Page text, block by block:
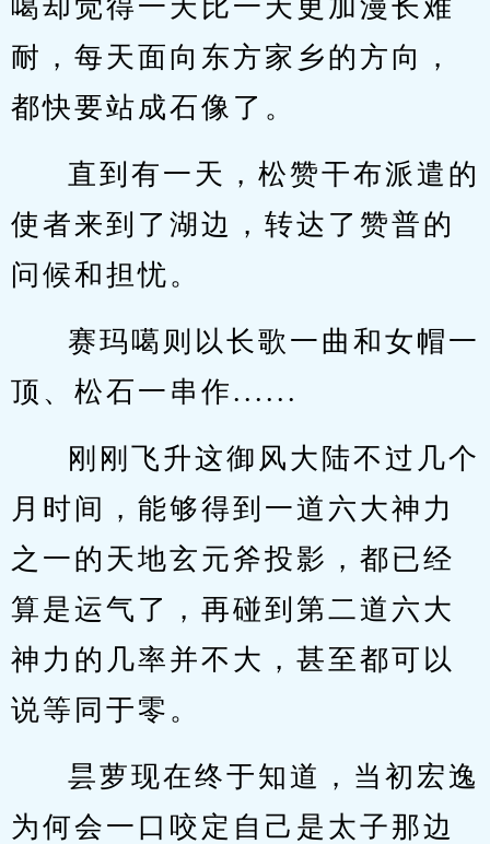
噶却觉得一天比一天更加漫长难
耐，每天面向东方家乡的方向，
都快要站成石像了。
直到有一天，松赞干布派遣的
使者来到了湖边，转达了赞普的
问候和担忧。
赛玛噶则以长歌一曲和女帽一
顶、松石一串作......
刚刚飞升这御风大陆不过几个
月时间，能够得到一道六大神力
之一的天地玄元斧投影，都已经
算是运气了，再碰到第二道六大
神力的几率并不大，甚至都可以
说等同于零。
昙萝现在终于知道，当初宏逸
为何会一口咬定自己是太子那边